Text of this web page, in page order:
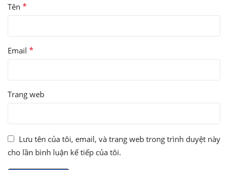
Tên *
Email *
Trang web
Lưu tên của tôi, email, và trang web trong trình duyệt này
cho lần bình luận kế tiếp của tôi.